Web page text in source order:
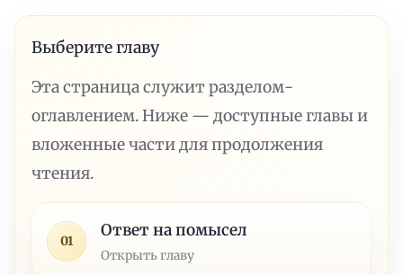
Выберите главу
Эта страница служит разделом-
оглавлением. Ниже — доступные главы и
вложенные части для продолжения
чтения.
01
Ответ на помысел
Открыть главу